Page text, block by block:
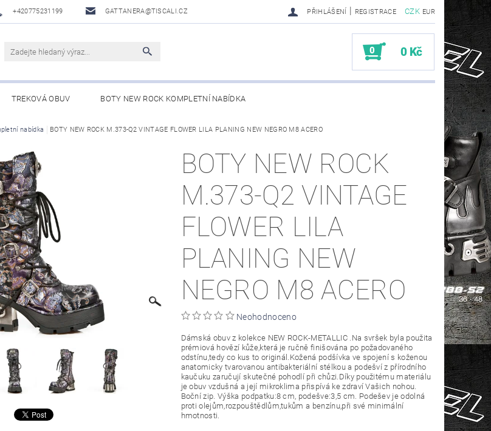
+420775231199 GATTANERA@TISCALI.CZ CZK EUR
PŘIHLÁŠENÍ | REGISTRACE
0 0 Kč
TREKOVÁ OBUV BOTY NEW ROCK KOMPLETNÍ NABÍDKA
WESTERN BELTS /WESTERNOVÉ OPASKY/ BOTY SENDRA-SENDRA HANDMADE BIKER BOOTS
nabídka BOTY NEW ROCK M.373-Q2 VINTAGE FLOWER LILA PLANING NEW NEGRO M8 ACERO
BOTY NEW ROCK
M.373-Q2 VINTAGE
FLOWER LILA
PLANING NEW
NEGRO M8 ACERO
Neohodnoceno
Dámská obuv z kolekce NEW ROCK-METALLIC .Na svršek byla použita
prémiová hovězí kůže,která je ručně finišována po požadovaného
odstínu,tedy co kus to originál.Kožená podšívka ve spojení s koženou
anatomicky tvarovanou antibakteriální stélkou a podešví z přírodního
kaučuku zaručují skutečné pohodlí při chůzi.Díky použitému materiálu
je obuv vzdušná a její mikroklima přispívá ke zdraví Vašich nohou.
Boční zip. Výška podpatku:8 cm, podešve:3,5 cm. Podešev je odolná
proti olejům,rozpouštědlům,tukům a benzínu,při své minimální
hmotnosti.